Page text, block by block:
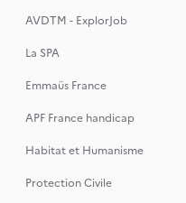
AVDTM - ExplorJob
La SPA
Emmaüs France
APF France handicap
Habitat et Humanisme
Protection Civile